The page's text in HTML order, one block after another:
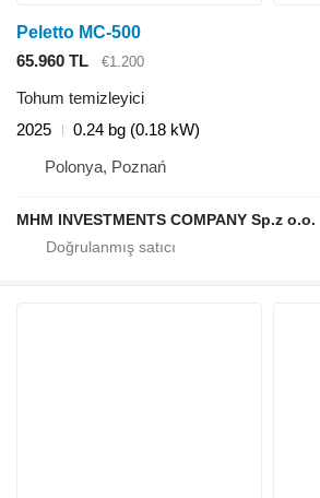
Peletto MC-500
65.960 TL
€1.200
Tohum temizleyici
2025
0.24 bg (0.18 kW)
Polonya, Poznań
MHM INVESTMENTS COMPANY Sp.z o.o.